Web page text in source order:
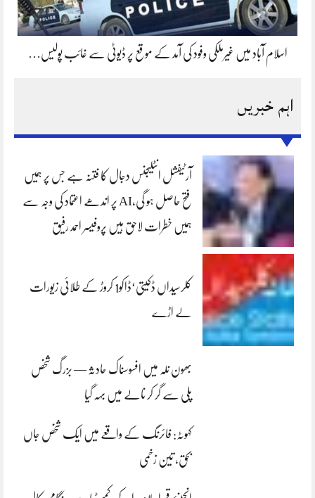
اسلام آباد میں غیرملکی وفود کی آمد کے موقع پر ڈیوٹی سے غائب پولیس…
اہم خبریں
آرٹیفشل انٹلیجنس دجال کا فتنہ ہے جس پر ہمیں
فتح حاصل ہو گی،AI پر اندھے اعتماد کی وجہ سے
ہمیں خطرات لاحق ہیں پروفیسر احمد رفیق
کلرسیداں ڈکیتی‘ڈاکو1 کروڑ کے طلائی زیورات
لے اڑے
بھون نلہ میں افسوسناک حادثہ — بزرگ شخص
پلی سے گر کر نالے میں بہہ گیا
کہوٹہ: فائرنگ کے واقعے میں ایک شخص جاں
بحق، تین زخمی